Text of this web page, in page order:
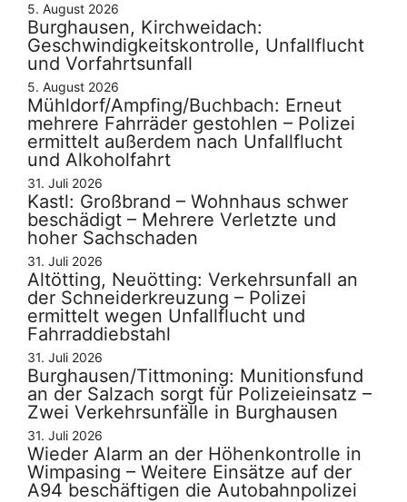
5. August 2026
Burghausen, Kirchweidach:
Geschwindigkeitskontrolle, Unfallflucht
und Vorfahrtsunfall
5. August 2026
Mühldorf/Ampfing/Buchbach: Erneut
mehrere Fahrräder gestohlen – Polizei
ermittelt außerdem nach Unfallflucht
und Alkoholfahrt
31. Juli 2026
Kastl: Großbrand – Wohnhaus schwer
beschädigt – Mehrere Verletzte und
hoher Sachschaden
31. Juli 2026
Altötting, Neuötting: Verkehrsunfall an
der Schneiderkreuzung – Polizei
ermittelt wegen Unfallflucht und
Fahrraddiebstahl
31. Juli 2026
Burghausen/Tittmoning: Munitionsfund
an der Salzach sorgt für Polizeieinsatz –
Zwei Verkehrsunfälle in Burghausen
31. Juli 2026
Wieder Alarm an der Höhenkontrolle in
Wimpasing – Weitere Einsätze auf der
A94 beschäftigen die Autobahnpolizei